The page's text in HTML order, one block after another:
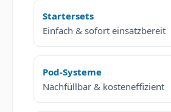
Startersets
Einfach & sofort einsatzbereit
Pod-Systeme
Nachfüllbar & kosteneffizient